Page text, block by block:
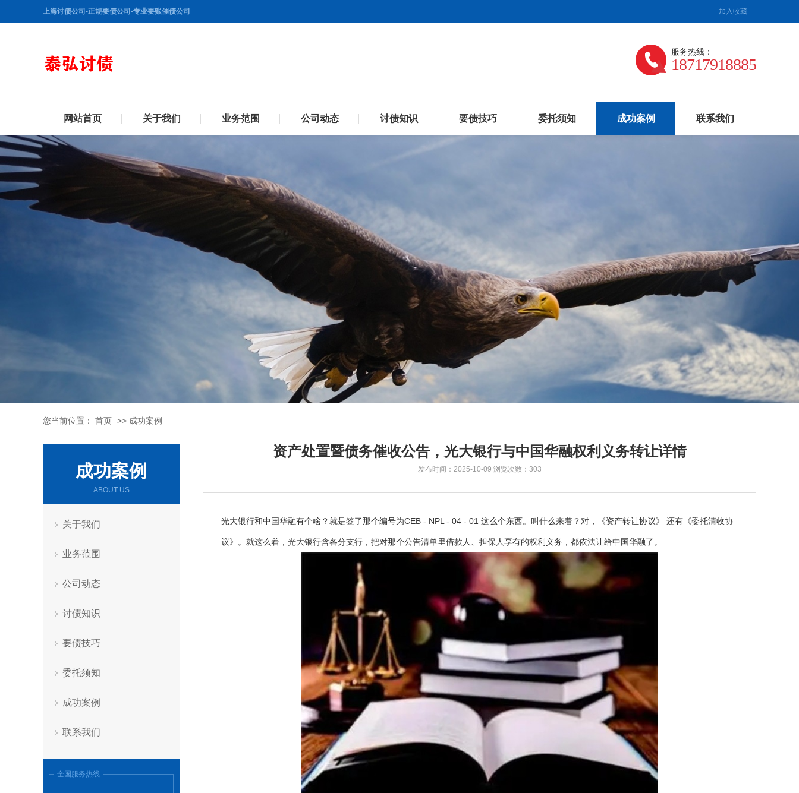
上海讨债公司-正规要债公司-专业要账催债公司 加入收藏
服务热线：
18717918885
网站首页 关于我们 业务范围 公司动态 讨债知识 要债技巧 委托须知 成功案例 联系我们
您当前位置： 首页 >> 成功案例
成功案例
ABOUT US
关于我们
业务范围
公司动态
讨债知识
要债技巧
委托须知
成功案例
联系我们
全国服务热线
资产处置暨债务催收公告，光大银行与中国华融权利义务转让详情
发布时间：2025-10-09 浏览次数：303
光大银行和中国华融有个啥？就是签了那个编号为CEB - NPL - 04 - 01 这么个东西。叫什么来着？对，《资产转让协议》 还有《委托清收协
议》。就这么着，光大银行含各分支行，把对那个公告清单里借款人、担保人享有的权利义务，都依法让给中国华融了。